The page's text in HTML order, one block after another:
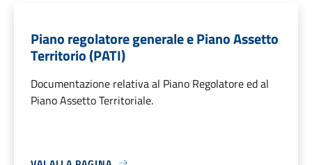
Piano regolatore generale e Piano Assetto
Territorio (PATI)
Documentazione relativa al Piano Regolatore ed al
Piano Assetto Territoriale.